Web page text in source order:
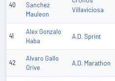
40
Sanchez
Mauleon
Villaviciosa
41
Alex Gonzalo
Haba
A.D. Sprint
42
Alvaro Gallo
Orive
A.D. Marathon